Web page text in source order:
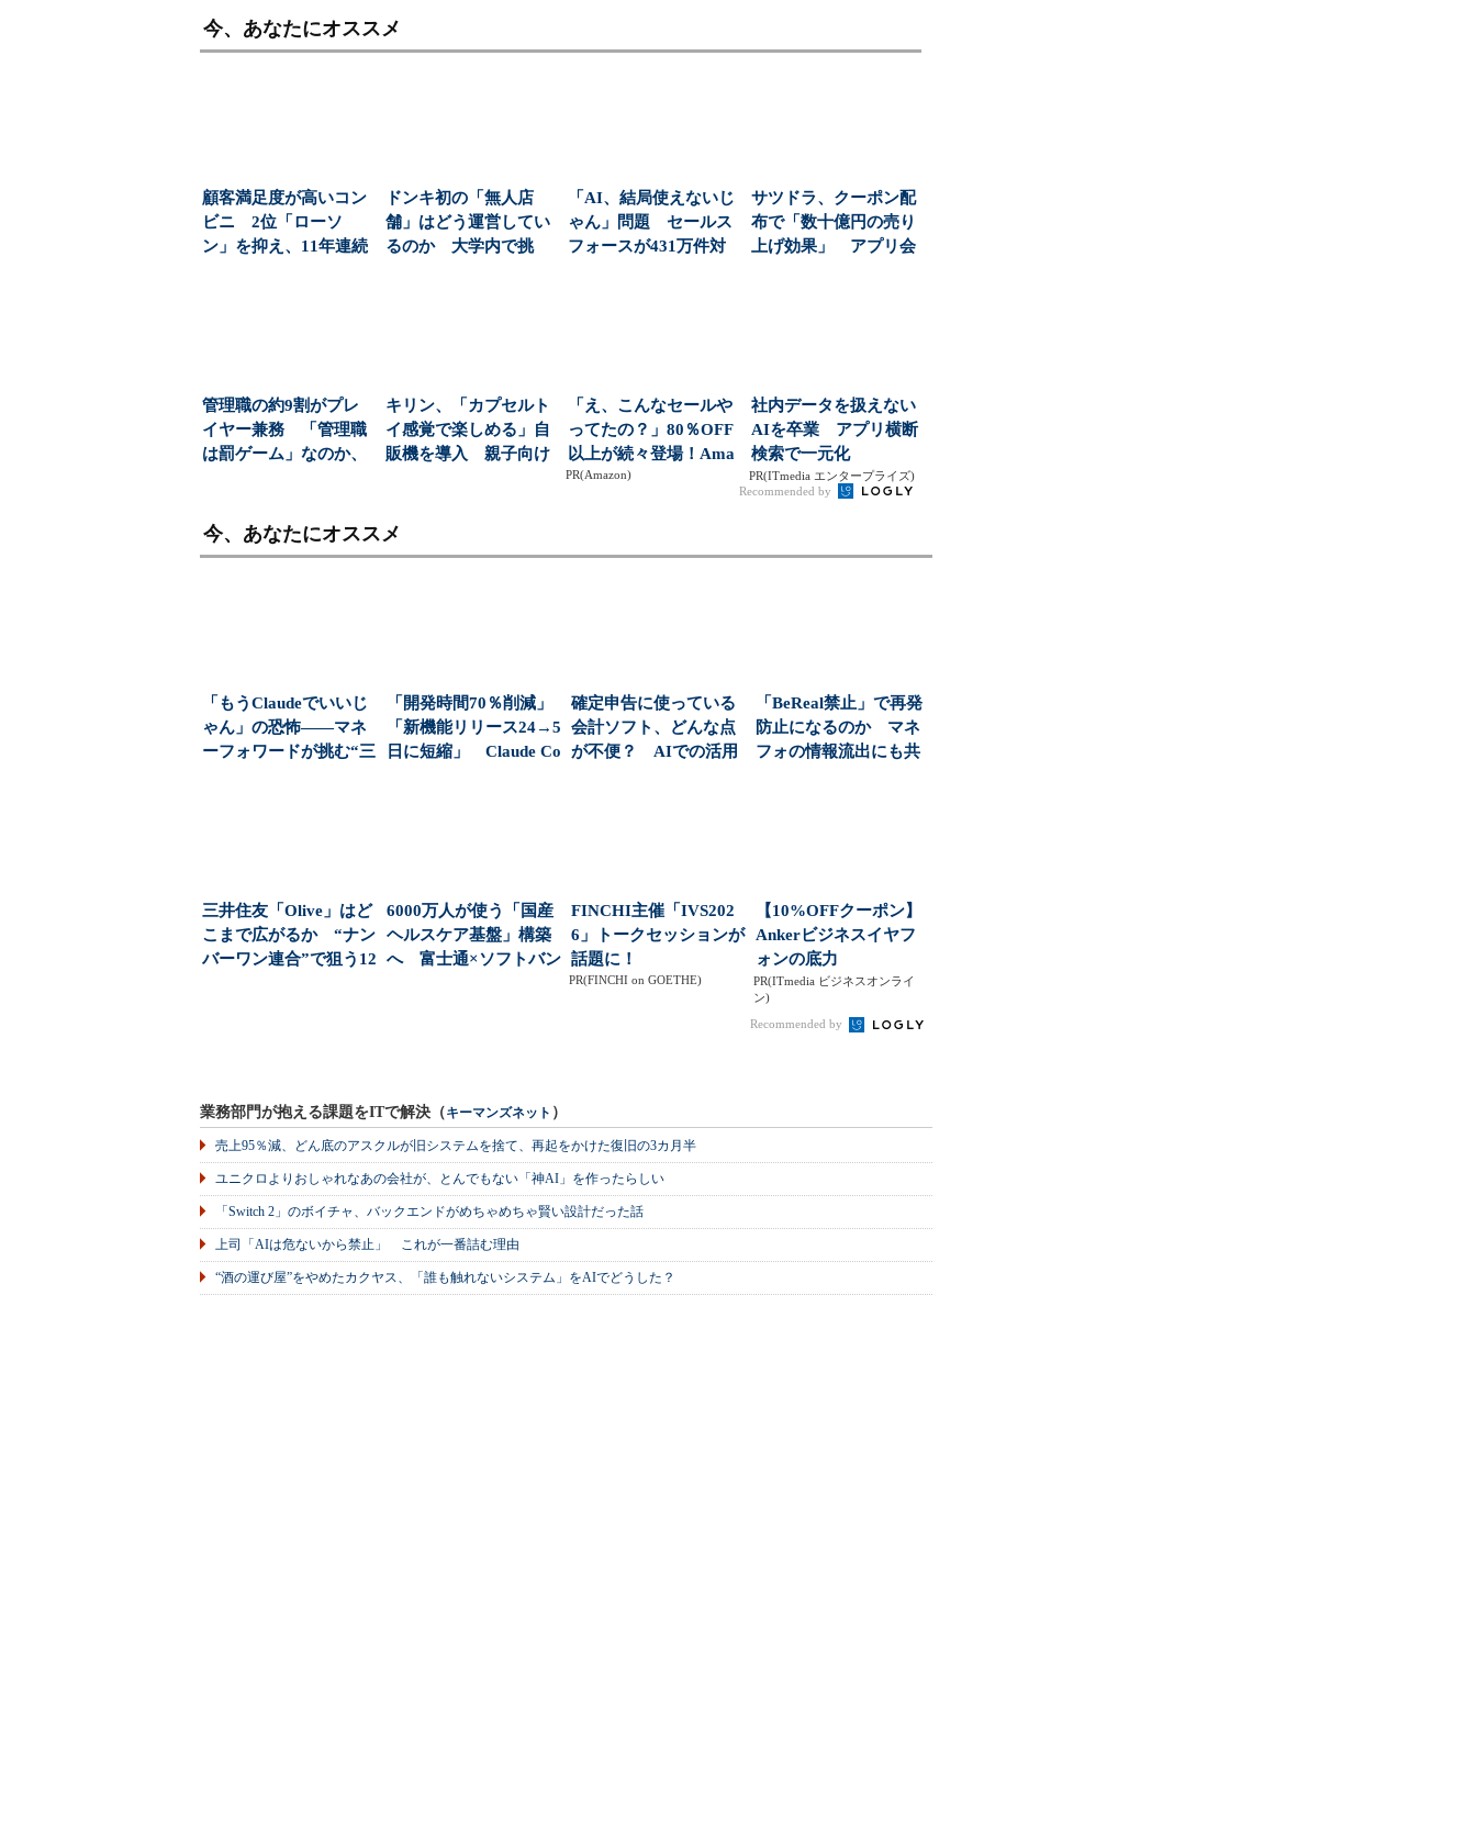
今、あなたにオススメ
顧客満足度が高いコン
ビニ 2位「ローソ
ン」を抑え、11年連続
ドンキ初の「無人店
舗」はどう運営してい
るのか 大学内で挑
「AI、結局使えないじ
ゃん」問題 セールス
フォースが431万件対
サツドラ、クーポン配
布で「数十億円の売り
上げ効果」 アプリ会
管理職の約9割がプレ
イヤー兼務 「管理職
は罰ゲーム」なのか、
キリン、「カプセルト
イ感覚で楽しめる」自
販機を導入 親子向け
「え、こんなセールや
ってたの？」80％OFF
以上が続々登場！Ama
zonの本気が...
PR(Amazon)
社内データを扱えない
AIを卒業 アプリ横断
検索で一元化
PR(ITmedia エンタープライズ)
Recommended by
今、あなたにオススメ
「もうClaudeでいいじ
ゃん」の恐怖――マネ
ーフォワードが挑む“三
「開発時間70％削減」
「新機能リリース24→5
日に短縮」 Claude Co
確定申告に使っている
会計ソフト、どんな点
が不便？ AIでの活用
「BeReal禁止」で再発
防止になるのか マネ
フォの情報流出にも共
三井住友「Olive」はど
こまで広がるか “ナン
バーワン連合”で狙う12
6000万人が使う「国産
ヘルスケア基盤」構築
へ 富士通×ソフトバン
FINCHI主催「IVS202
6」トークセッションが
話題に！
PR(FINCHI on GOETHE)
【10%OFFクーポン】
Ankerビジネスイヤフ
ォンの底力
PR(ITmedia ビジネスオンライ
ン)
Recommended by
業務部門が抱える課題をITで解決（キーマンズネット ）
売上95％減、どん底のアスクルが旧システムを捨て、再起をかけた復旧の3カ月半
ユニクロよりおしゃれなあの会社が、とんでもない「神AI」を作ったらしい
「Switch 2」のボイチャ、バックエンドがめちゃめちゃ賢い設計だった話
上司「AIは危ないから禁止」 これが一番詰む理由
“酒の運び屋”をやめたカクヤス、「誰も触れないシステム」をAIでどうした？